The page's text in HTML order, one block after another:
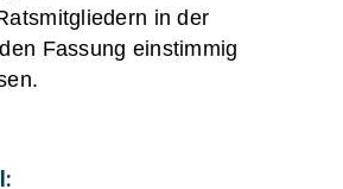
in der
Fassung einstimmig